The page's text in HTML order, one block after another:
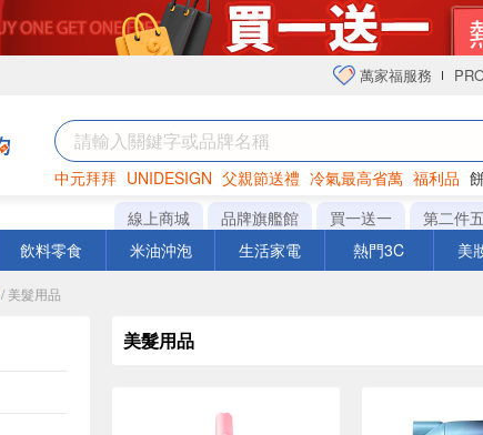
萬家福服務
中元拜拜 UNIDESIGN 父親節送禮 冷氣最高省萬 福利品
巧克力 罐頭 衛生紙
線上商城 品牌旗艦館 買一送一 第二件
飲料零食 米油沖泡 生活家電 熱門3C 美
/ 美髮用品
美髮用品